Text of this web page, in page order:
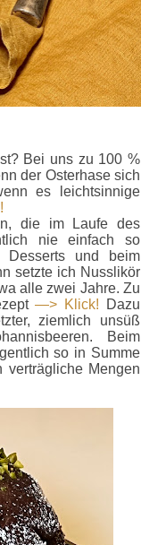
Bei uns zu 100 %
der Osterhase sich
es leichtsinnige
die im Laufe des
nie einfach so
Desserts und beim
setzte ich Nusslikör
alle zwei Jahre. Zu
—> Klick! Dazu
ziemlich unsüß
Beim
so in Summe
Mengen